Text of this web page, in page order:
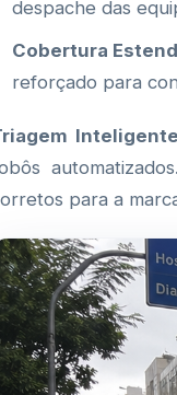
despache das
Cobertura
reforçado para
para a